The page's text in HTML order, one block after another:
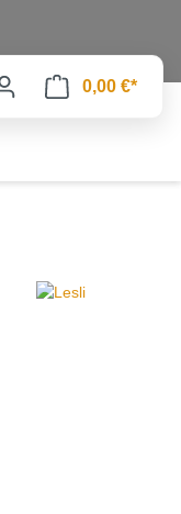
0,00 €*